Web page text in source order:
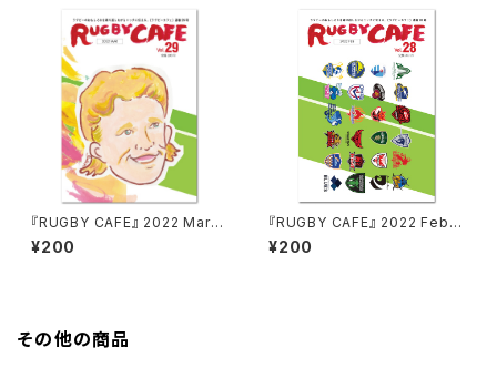
『RUGBY CAFE』 2022 March
（vol.29）
¥200
『RUGBY CAFE』 2022 Febru
ary（vol.28）
¥200
その他の商品